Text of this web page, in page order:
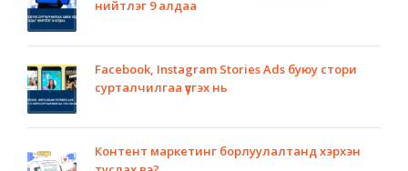
нийтлэг 9 алдаа
Facebook, Instagram Stories Ads буюу стори
сурталчилгаа үүсгэх нь
Контент маркетинг борлуулалтанд хэрхэн